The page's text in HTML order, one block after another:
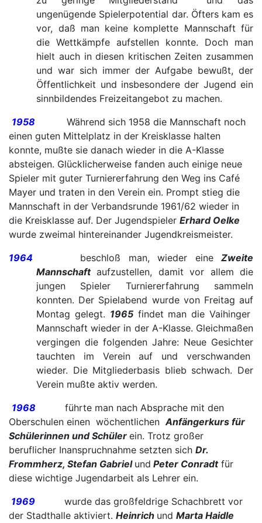
ungenügende Spielerpotential dar. Öfters kam es
vor, daß man keine komplette Mannschaft für
die Wettkämpfe aufstellen konnte. Doch man
hielt auch in diesen kritischen Zeiten zusammen
und war sich immer der Aufgabe bewußt, der
Öffentlichkeit und insbesondere der Jugend ein
sinnbildendes Freizeitangebot zu machen.
1958
Während sich 1958 die Mannschaft noch
einen guten Mittelplatz in der Kreisklasse halten
konnte, mußte sie danach wieder in die A-Klasse
absteigen. Glücklicherweise fanden auch einige neue
Spieler mit guter Turniererfahrung den Weg ins Café
Mayer und traten in den Verein ein. Prompt stieg die
Mannschaft in der Verbandsrunde 1961/62 wieder in
die Kreisklasse auf. Der Jugendspieler Erhard Oelke
wurde zweimal hintereinander Jugendkreismeister.
1964
beschloß man, wieder eine Zweite
Mannschaftaufzustellen, damit vor allem die
jungen Spieler Turniererfahrung sammeln
konnten. Der Spielabend wurde von Freitag auf
Montag gelegt. 1965findet man die Vaihinger
Mannschaft wieder in der A-Klasse. Gleichmaßen
vergingen die folgenden Jahre: Neue Gesichter
tauchten im Verein auf und verschwanden
wieder. Die Mitgliederbasis blieb schwach. Der
Verein mußte aktiv werden.
1968
führte man nach Absprache mit den
Oberschulen einen wöchentlichenAnfängerkurs für
Schülerinnen und Schüler ein. Trotz großer
beruflicher Inanspruchnahme setzten sich Dr.
Frommherz, Stefan Gabriel und Peter Conradtfür
diese wichtige Jugendarbeit als Lehrer ein.
1969
wurde das großfeldrige Schachbrett vor
der Stadthalle aktiviert. Heinrich und Marta Haidle